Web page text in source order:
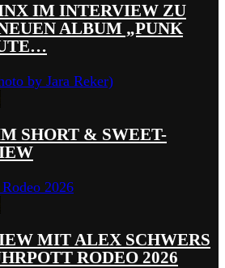
IM INTERVIEW ZU
ALBUM „PUNK
SHORT & SWEET-
MIT ALEX SCHWERS
RODEO 2026